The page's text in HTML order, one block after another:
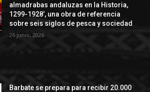
almadrabas andaluzas en la Historia,
1299-1928’, una obra de referencia
sobre seis siglos de pesca y sociedad
26 junio, 2026
Barbate se prepara para recibir 20.000